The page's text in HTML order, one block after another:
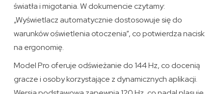
światła i migotania. W dokumencie czytamy:
„Wyświetlacz automatycznie dostosowuje się do
warunków oświetlenia otoczenia”, co potwierdza nacisk
na ergonomię.
Model Pro oferuje odświeżanie do 144 Hz, co docenią
gracze i osoby korzystające z dynamicznych aplikacji.